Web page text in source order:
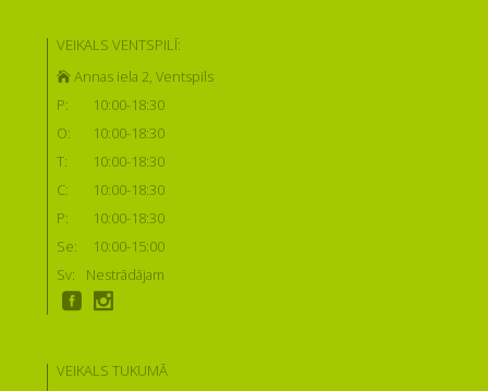
VEIKALS VENTSPILĪ:
Annas iela 2, Ventspils
P:
10:00-18:30
O:
10:00-18:30
T:
10:00-18:30
C:
10:00-18:30
P:
10:00-18:30
Se:
10:00-15:00
Sv:
Nestrādājam
VEIKALS TUKUMĀ